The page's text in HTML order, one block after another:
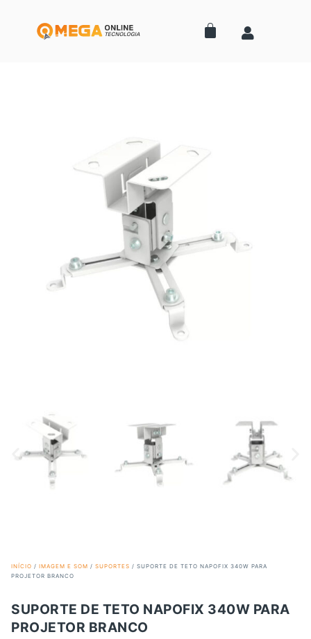
INÍCIO / IMAGEM E SOM / SUPORTES / SUPORTE DE TETO NAPOFIX 340W PARA
PROJETOR BRANCO
SUPORTE DE TETO NAPOFIX 340W PARA
PROJETOR BRANCO